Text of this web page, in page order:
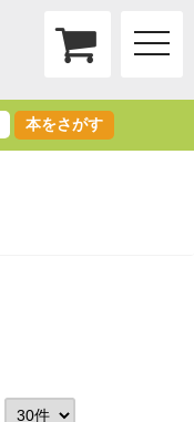
toggle
本をさがす